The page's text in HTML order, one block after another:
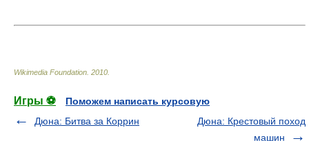
Wikimedia Foundation 2010
Игры ⚽
Поможем написать курсовую
Дюна: Битва за Коррин
Дюна: Крестовый поход
машин